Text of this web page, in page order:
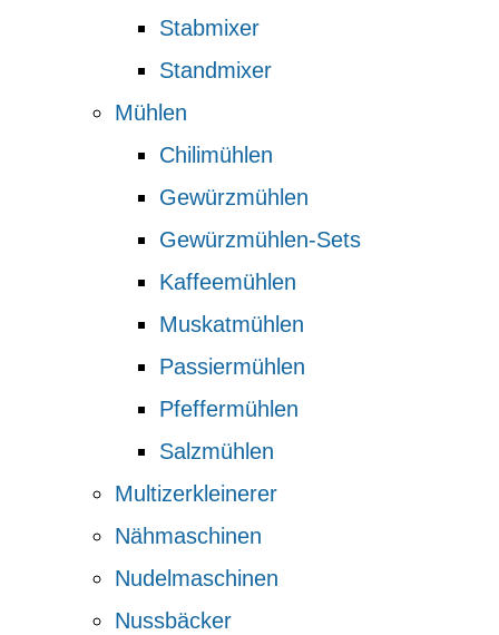
Stabmixer
Standmixer
Mühlen
Chilimühlen
Gewürzmühlen
Gewürzmühlen-Sets
Kaffeemühlen
Muskatmühlen
Passiermühlen
Pfeffermühlen
Salzmühlen
Multizerkleinerer
Nähmaschinen
Nudelmaschinen
Nussbäcker